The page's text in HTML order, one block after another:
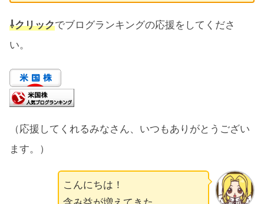
⇩クリックでブログランキングの応援をしてくださ
い。
（応援してくれるみなさん、いつもありがとうござい
ます。）
こんにちは！